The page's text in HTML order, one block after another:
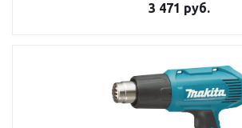
3 471 руб.